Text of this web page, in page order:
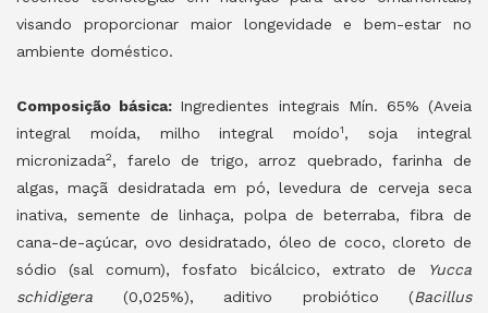
visando proporcionar maior longevidade e bem-estar no
ambiente doméstico.
Composição básica: Ingredientes integrais Mín. 65% (Aveia
integral moída, milho integral moído1, soja integral
micronizada2, farelo de trigo, arroz quebrado, farinha de
algas, maçã desidratada em pó, levedura de cerveja seca
inativa, semente de linhaça, polpa de beterraba, fibra de
cana-de-açúcar, ovo desidratado, óleo de coco, cloreto de
sódio (sal comum), fosfato bicálcico, extrato de
Yucca
schidigera (0,025%), aditivo probiótico (Bacillus